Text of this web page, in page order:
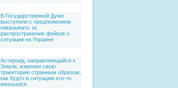
В Государственной Думе
выступили с предложением
наказывать за
распространение фейков о
ситуации на Украине
Астероид, направляющийся к
Земле, изменил свою
траекторию странным образом,
как будто в ситуацию кто-то
вмешался